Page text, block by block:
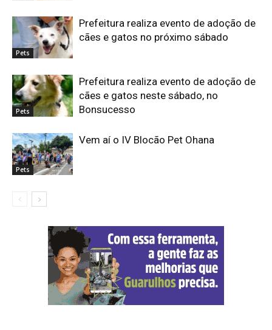
Pets
Prefeitura realiza evento de adoção de
cães e gatos no próximo sábado
Pets
Prefeitura realiza evento de adoção de
cães e gatos neste sábado, no
Bonsucesso
Pets
Vem aí o IV Blocão Pet Ohana